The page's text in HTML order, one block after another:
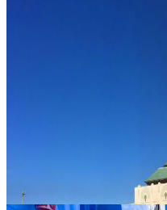
2 Giorni di Viaggio da
Parti per un viaggio di due
conquistare dall’energia
iconiche e visitate del